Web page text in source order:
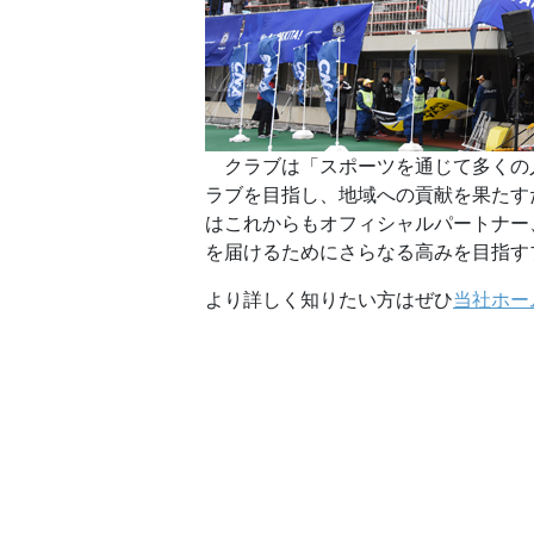
クラブは「スポーツを通じて多く
ラブを目指し、地域への貢献を果た
はこれからもオフィシャルパートナ
を届けるためにさらなる高みを目指
より詳しく知りたい方はぜひ当社ホ